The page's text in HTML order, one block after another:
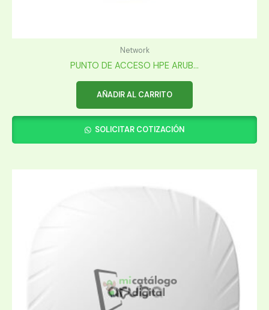
Network
PUNTO DE ACCESO HPE ARUB...
AÑADIR AL CARRITO
SOLICITAR COTIZACIÓN